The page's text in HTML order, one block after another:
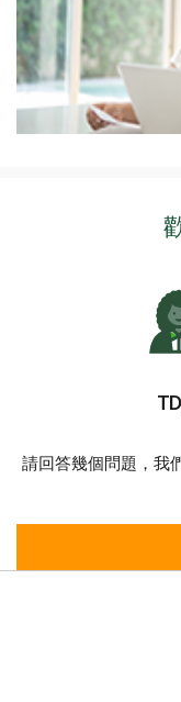
請回答幾個問題，我